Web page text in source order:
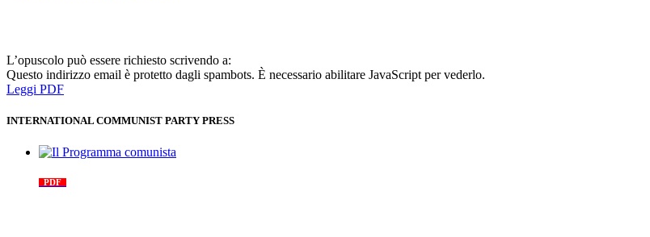
L’opuscolo può essere richiesto scrivendo a:
Questo indirizzo email è protetto dagli spambots. È necessario abilitare JavaScript per vederlo.
Leggi PDF
INTERNATIONAL COMMUNIST PARTY PRESS
PDF